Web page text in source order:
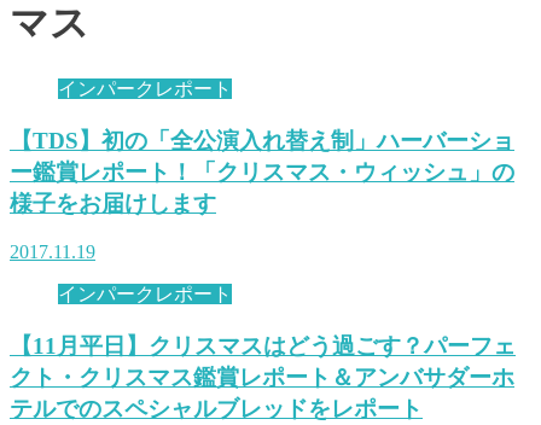
マス
インパークレポート
【TDS】初の「全公演入れ替え制」ハーバーショ
ー鑑賞レポート！「クリスマス・ウィッシュ」の
様子をお届けします
2017.11.19
インパークレポート
【11月平日】クリスマスはどう過ごす？パーフェ
クト・クリスマス鑑賞レポート＆アンバサダーホ
テルでのスペシャルブレッドをレポート